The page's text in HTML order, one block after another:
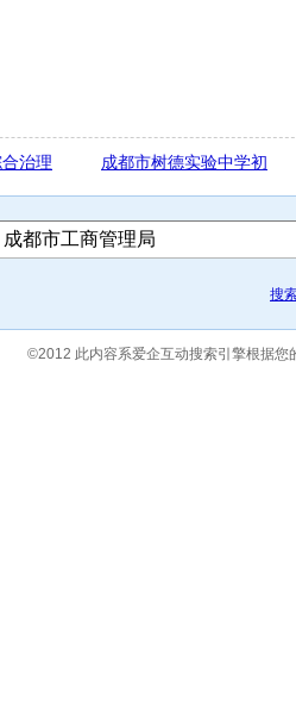
治理 成都市树德实验中学初
搜
©2012 此内容系爱企互动搜索引擎根据您